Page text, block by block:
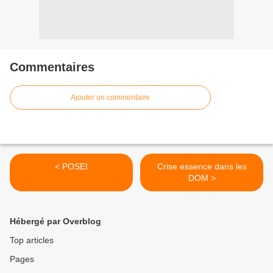
Commentaires
Ajouter un commentaire
< POSEI
Crise essence dans les
DOM >
Hébergé par Overblog
Top articles
Pages